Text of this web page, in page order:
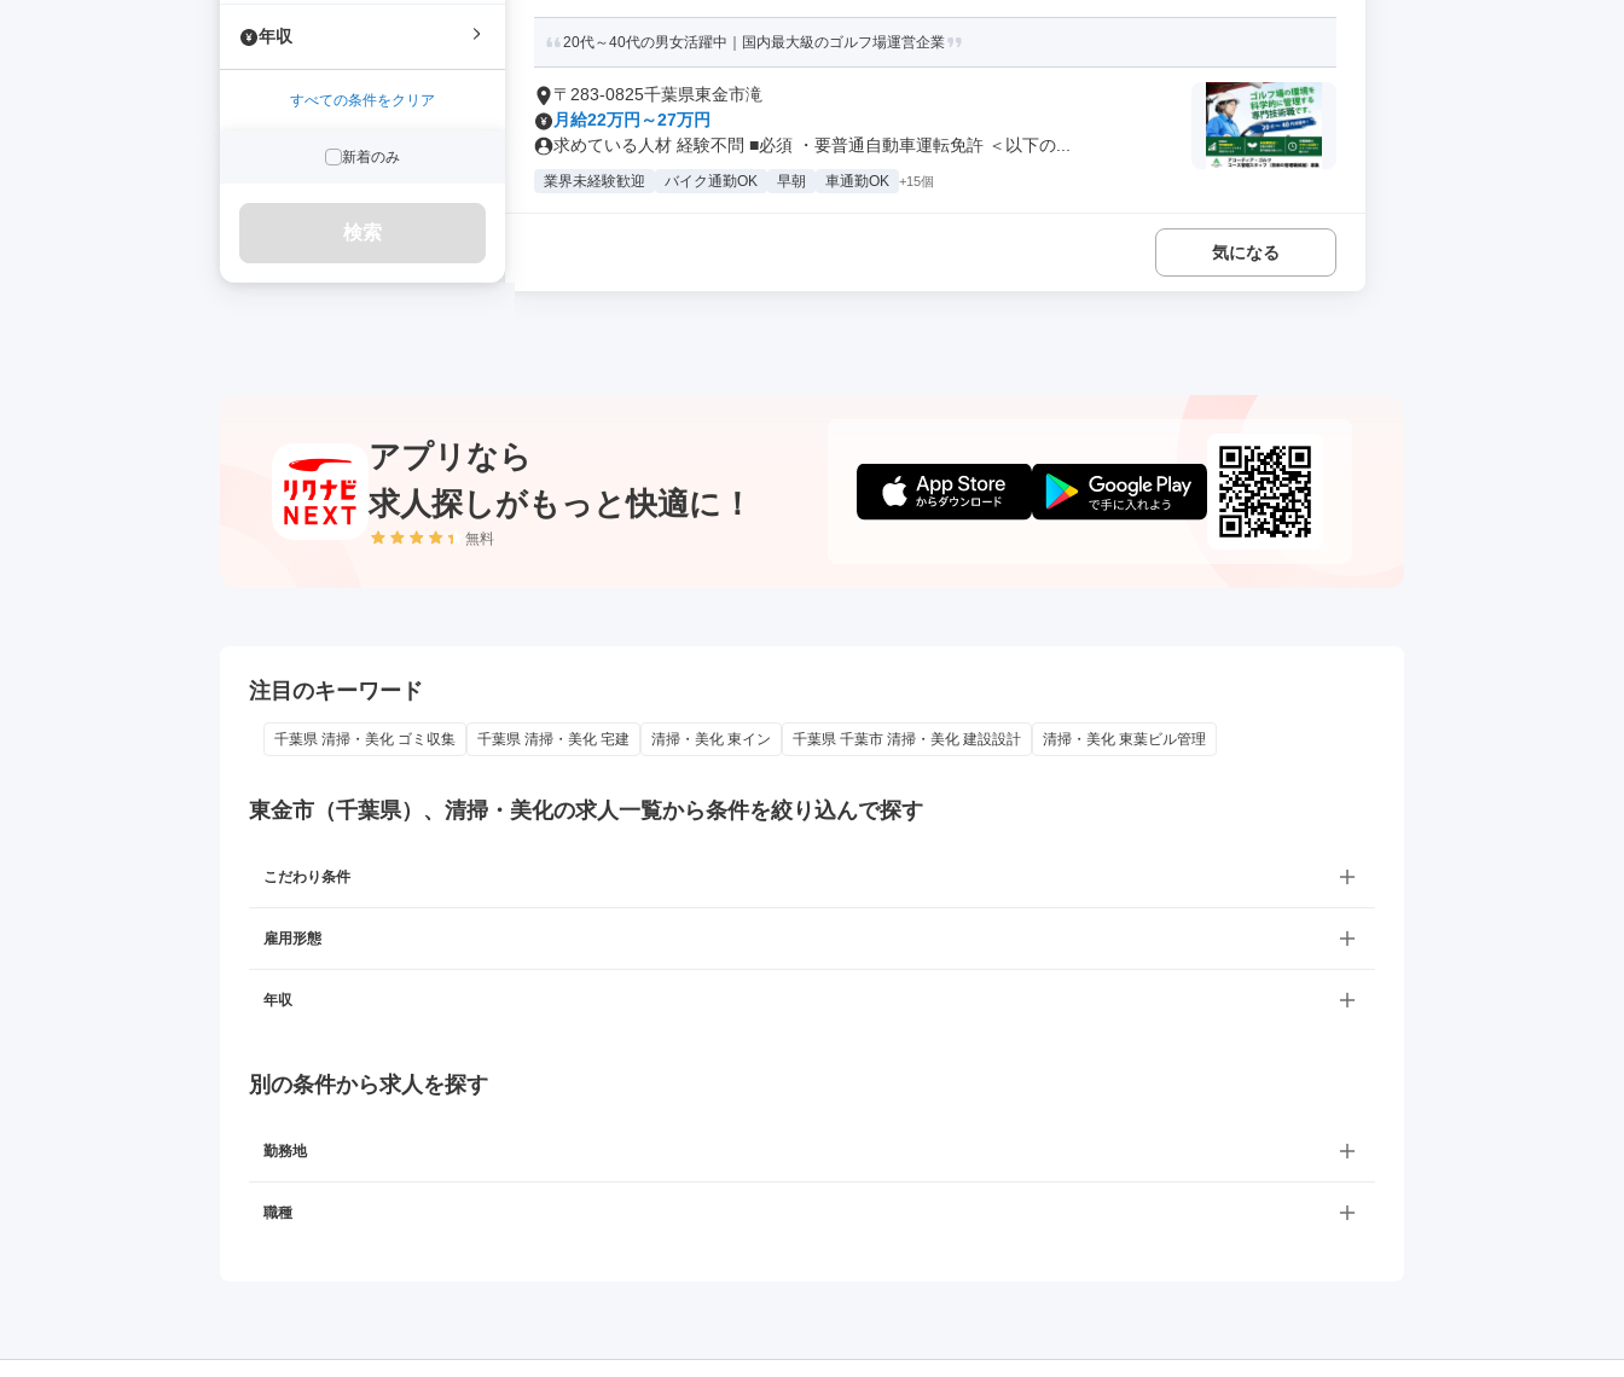
年収
すべての条件をクリア
新着のみ
検索
20代～40代の男女活躍中｜国内最大級のゴルフ場運営企業
〒283-0825千葉県東金市滝
月給22万円～27万円
求めている人材 経験不問 ■必須 ・要普通自動車運転免許 ＜以下の...
業界未経験歓迎 バイク通勤OK 早朝 車通勤OK +15個
気になる
アプリなら
求人探しがもっと快適に！
無料
注目のキーワード
千葉県 清掃・美化 ゴミ収集 千葉県 清掃・美化 宅建 清掃・美化 東イン 千葉県 千葉市 清掃・美化 建設設計 清掃・美化 東葉ビル管理
東金市（千葉県）、清掃・美化の求人一覧から条件を絞り込んで探す
こだわり条件
雇用形態
年収
別の条件から求人を探す
勤務地
職種